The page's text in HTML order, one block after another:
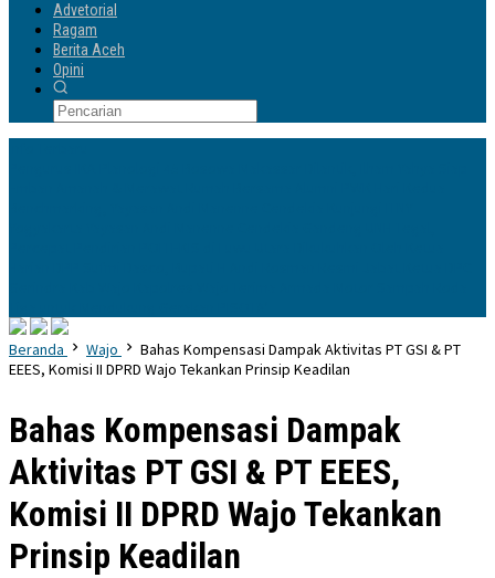
Advetorial
Ragam
Berita Aceh
Opini
Beranda Wajo
Bahas Kompensasi Dampak Aktivitas PT GSI & PT
EEES, Komisi II DPRD Wajo Tekankan Prinsip Keadilan
Bahas Kompensasi Dampak
Aktivitas PT GSI & PT EEES,
Komisi II DPRD Wajo Tekankan
Prinsip Keadilan